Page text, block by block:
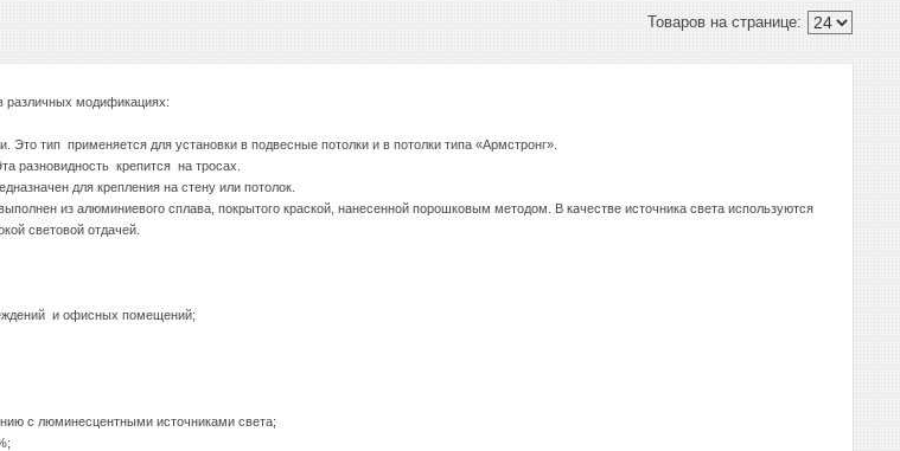
различных модификациях:
тип применяется для установки в подвесные потолки и в потолки типа «Армстронг».
разновидность крепится на тросах.
для крепления на стену или потолок.
из алюминиевого сплава, покрытого краской, нанесенной порошковым методом. В качестве источника света используются
световой отдачей.
и офисных помещений;
с люминесцентными источниками света;